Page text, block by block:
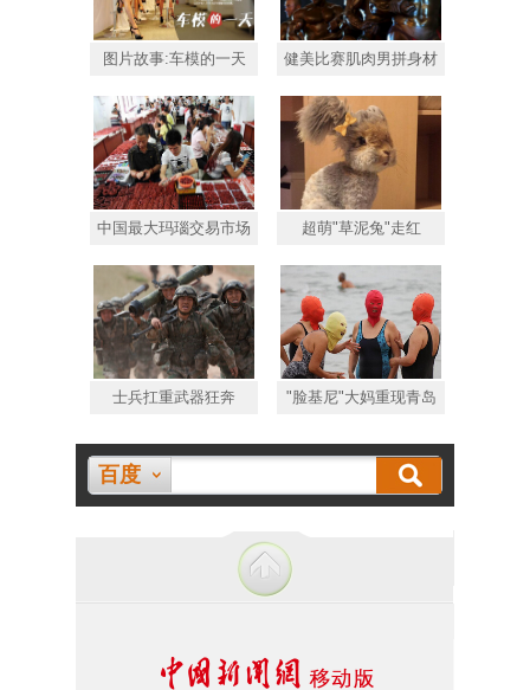
图片故事:车模的一天 健美比赛肌肉男拼身材
中国最大玛瑙交易市场 超萌"草泥兔"走红
士兵扛重武器狂奔 "脸基尼"大妈重现青岛
百度